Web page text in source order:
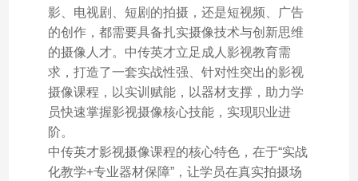
影、电视剧、短剧的拍摄，还是短视频、广告
的创作，都需要具备扎实摄像技术与创新思维
的摄像人才。中传英才立足成人影视教育需
求，打造了一套实战性强、针对性突出的影视
摄像课程，以实训赋能，以器材支撑，助力学
员快速掌握影视摄像核心技能，实现职业进
阶。
中传英才影视摄像课程的核心特色，在于“实战
化教学+专业器材保障”，让学员在真实拍摄场